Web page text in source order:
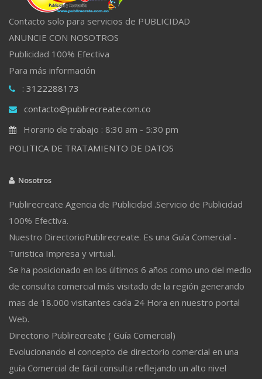
Contacto solo para servicios de PUBLICIDAD
ANUNCIE CON NOSOTROS
Publicidad 100% Efectiva
Para más información
: 3122288173
contacto@publirecreate.com.co
Horario de trabajo : 8:30 am - 5:30 pm
POLITICA DE TRATAMIENTO DE DATOS
Nosotros
Publirecreate Agencia de Publicidad .Servicio de Publicidad
100% Efectiva.
Nuestro DirectorioPublirecreate. Es una Guía Comercial -
Turistica Impresa y virtual.
Se ha posicionado en los últimos 6 años como uno del medio
de consulta comercial más visitado de la región generando
mas de 18.000 visitantes cada 24 Hora en nuestro portal
Web.
Directorio Publirecreate ( Guía Comercial)
Evolucionando el concepto de directorio comercial en una
guía Comercial de fácil consulta reflejando un alto nivel